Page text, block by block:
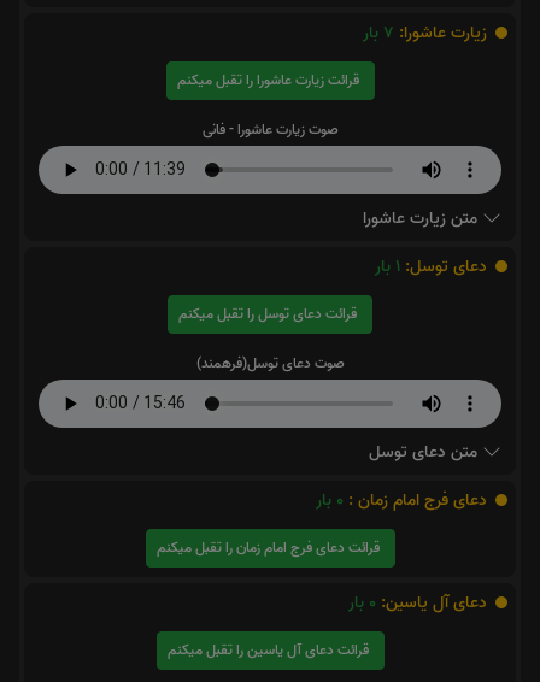
زیارت عاشورا: 7 بار
قرائت زیارت عاشورا را تقبل میکنم
صوت زیارت عاشورا - فانی
متن زیارت عاشورا
دعای توسل: 1 بار
قرائت دعای توسل را تقبل میکنم
صوت دعای توسل(فرهمند)
متن دعای توسل
دعای فرج امام زمان : 0 بار
قرائت دعای فرج امام زمان را تقبل میکنم
دعای آل یاسین: 0 بار
قرائت دعای آل یاسین را تقبل میکنم